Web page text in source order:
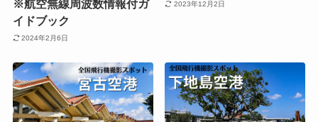
※航空無線周波数情報付ガ
イドブック
2024年2月6日
2023年12月2日